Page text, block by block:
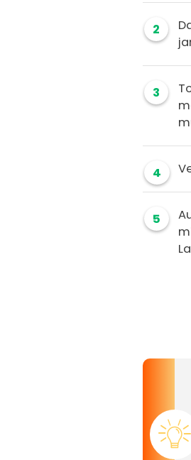
2
3
4
5